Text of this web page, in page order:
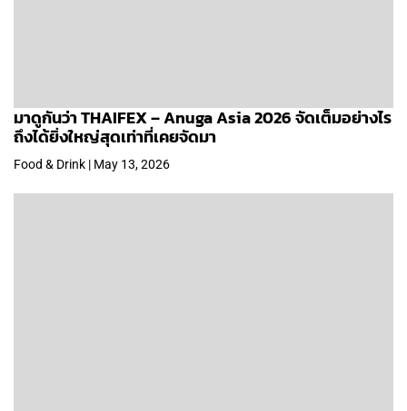
มาดูกันว่า THAIFEX – Anuga Asia 2026 จัดเต็มอย่างไร
ถึงได้ยิ่งใหญ่สุดเท่าที่เคยจัดมา
Food & Drink | May 13, 2026